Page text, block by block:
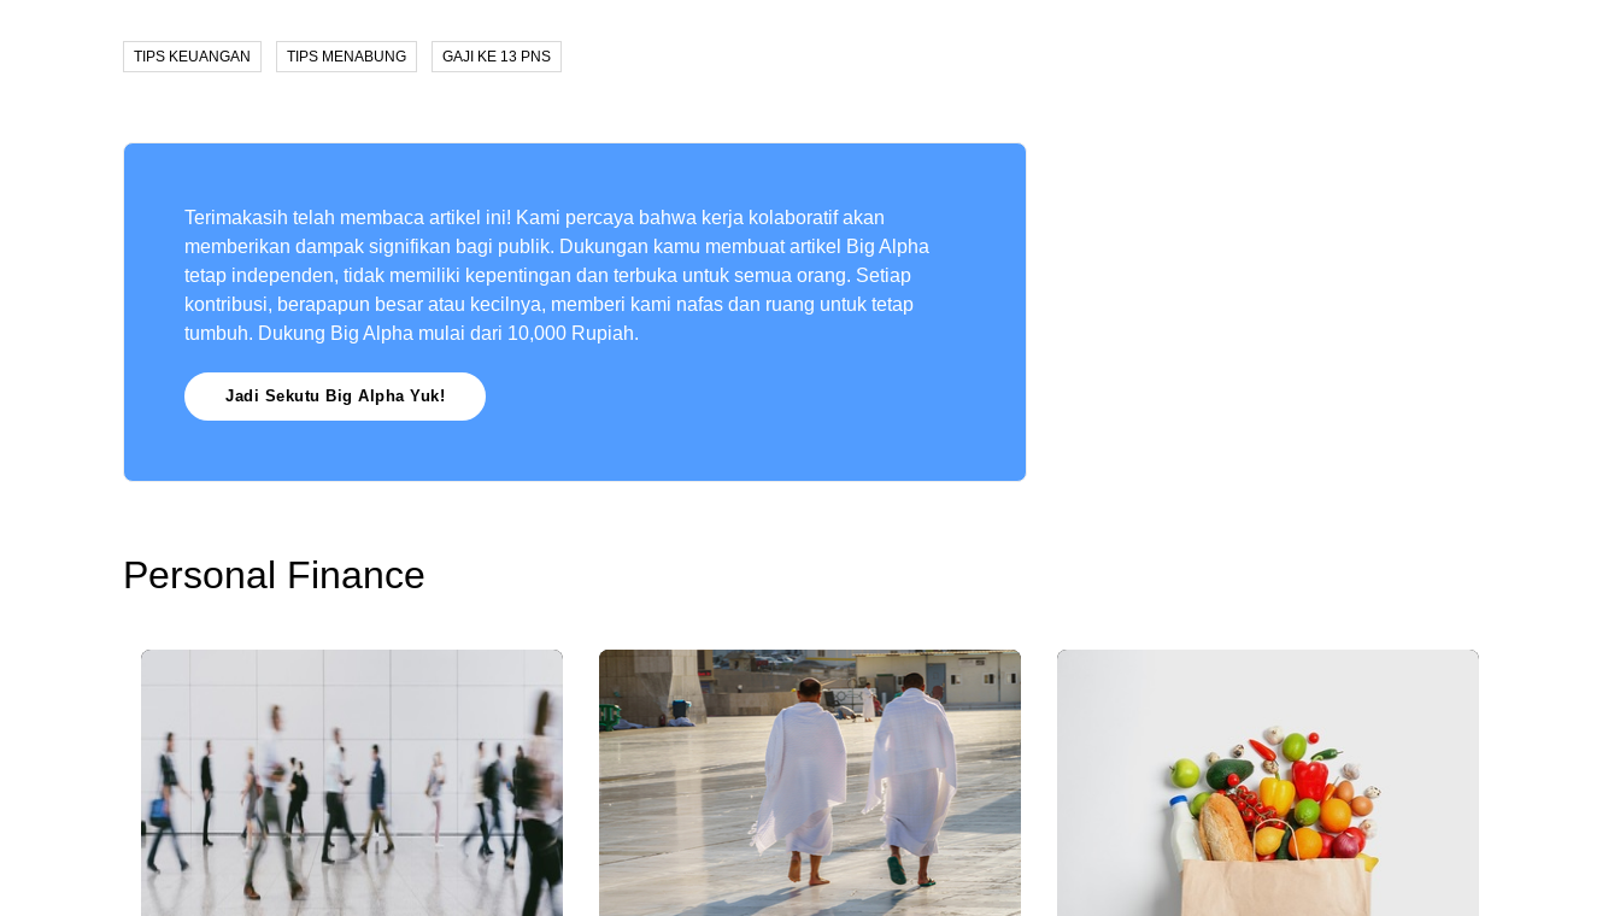
TIPS KEUANGAN TIPS MENABUNG GAJI KE 13 PNS
Terimakasih telah membaca artikel ini! Kami percaya bahwa kerja kolaboratif akan
memberikan dampak signifikan bagi publik. Dukungan kamu membuat artikel Big Alpha
tetap independen, tidak memiliki kepentingan dan terbuka untuk semua orang. Setiap
kontribusi, berapapun besar atau kecilnya, memberi kami nafas dan ruang untuk tetap
tumbuh. Dukung Big Alpha mulai dari 10,000 Rupiah.
Jadi Sekutu Big Alpha Yuk!
Personal Finance